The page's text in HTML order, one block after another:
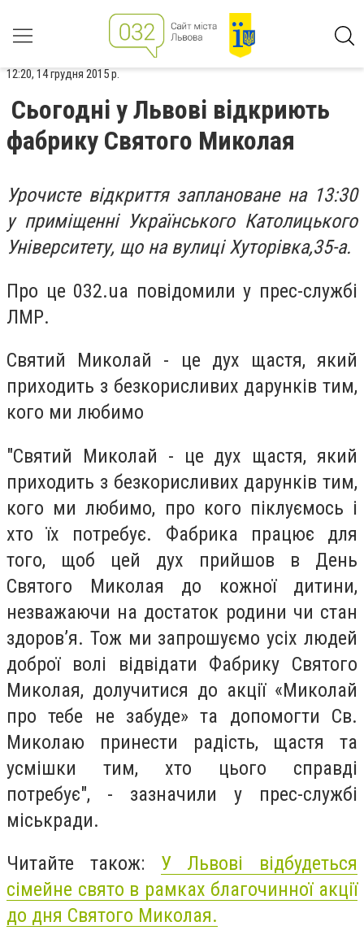
12:20, 14 грудня 2015 р.
Сьогодні у Львові відкриють
фабрику Святого Миколая
Урочисте відкриття заплановане на 13:30
у приміщенні Українського Католицького
Університету, що на вулиці Хуторівка,35-а.
Про це 032.ua повідомили у прес-службі
ЛМР.
Святий Миколай - це дух щастя, який
приходить з безкорисливих дарунків тим,
кого ми любимо
"Святий Миколай - це дух щастя, який
приходить з безкорисливих дарунків тим,
кого ми любимо, про кого піклуємось і
хто їх потребує. Фабрика працює для
того, щоб цей дух прийшов в День
Святого Миколая до кожної дитини,
незважаючи на достаток родини чи стан
здоров’я. Тож ми запрошуємо усіх людей
доброї волі відвідати Фабрику Святого
Миколая, долучитися до акції «Миколай
про тебе не забуде» та допомогти Св.
Миколаю принести радість, щастя та
усмішки тим, хто цього справді
потребує", - зазначили у прес-службі
міськради.
Читайте також: У Львові відбудеться
сімейне свято в рамках благочинної акції
до дня Святого Миколая.